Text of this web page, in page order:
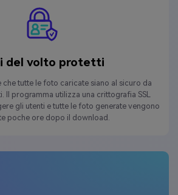
del volto protetti
che tutte le foto caricate siano al sicuro da
Il programma utilizza una crittografia SSL
gli utenti e tutte le foto generate vengono
poche ore dopo il download.